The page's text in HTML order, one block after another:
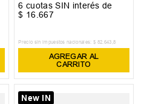
6 cuotas SIN interés de
$ 16 .667
Precio sin impuestos nacionales: $ 82.643 ,8
AGREGAR AL
CARRITO
New IN